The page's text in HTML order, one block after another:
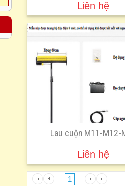
Liên hệ
Lau cuộn M11-M12-
Liên hệ
1